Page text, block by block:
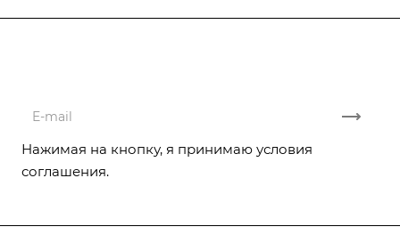
Нажимая на кнопку, я принимаю условия
соглашения.